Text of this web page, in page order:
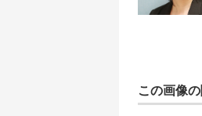
この画像